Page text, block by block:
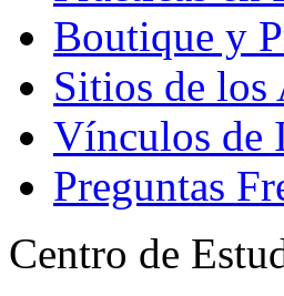
Boutique y
Sitios de los
Vínculos de
Preguntas
Centro de